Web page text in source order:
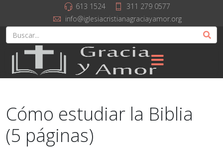
613 1524
311 279 0577
info@iglesiacristianagraciayamor.org
Cómo estudiar la Biblia
(5 páginas)